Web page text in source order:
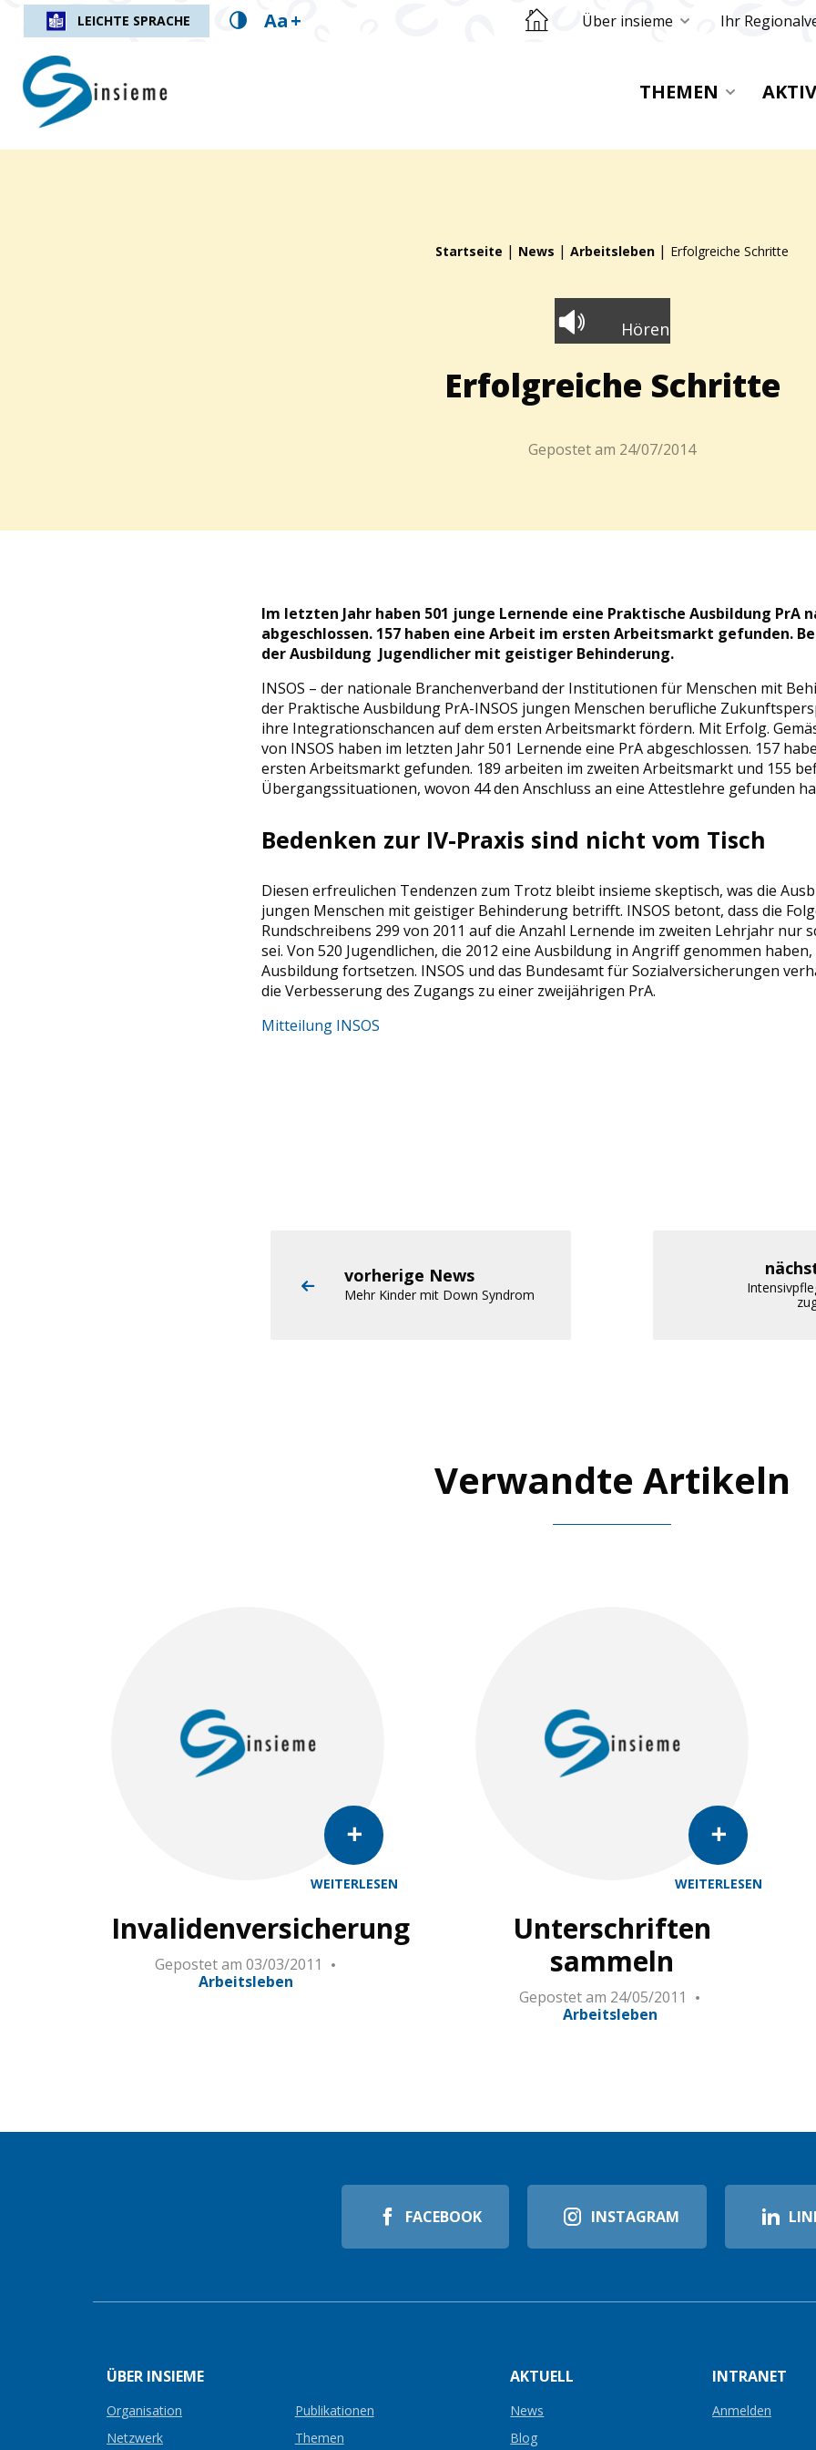
LEICHTE SPRACHE Aa+ Retourner sur la page d'accueil
Über insieme Ihr
insieme.ch
THEMEN
Startseite | News | Arbeitsleben | Erfolgreiche Schritte
Hören
Erfolgreiche Schritte
Gepostet am 24/07/2014
Im letzten Jahr haben 501 junge Lernende eine Praktische Ausbildung PrA
abgeschlossen. 157 haben eine Arbeit im ersten Arbeitsmarkt gefunden.
der Ausbildung Jugendlicher mit geistiger Behinderung.
INSOS – der nationale Branchenverband der Institutionen für Menschen mit
der Praktische Ausbildung PrA-INSOS jungen Menschen berufliche
ihre Integrationschancen auf dem ersten Arbeitsmarkt fördern. Mit Erfolg.
von INSOS haben im letzten Jahr 501 Lernende eine PrA abgeschlossen. 157
ersten Arbeitsmarkt gefunden. 189 arbeiten im zweiten Arbeitsmarkt und 155
Übergangssituationen, wovon 44 den Anschluss an eine Attestlehre gefunden
Bedenken zur IV-Praxis sind nicht vom Tisch
Diesen erfreulichen Tendenzen zum Trotz bleibt insieme skeptisch, was die
jungen Menschen mit geistiger Behinderung betrifft. INSOS betont, dass die
Rundschreibens 299 von 2011 auf die Anzahl Lernende im zweiten Lehrjahr nur
sei. Von 520 Jugendlichen, die 2012 eine Ausbildung in Angriff genommen
Ausbildung fortsetzen. INSOS und das Bundesamt für Sozialversicherungen
die Verbesserung des Zugangs zu einer zweijährigen PrA.
Mitteilung INSOS
vorherige News
Mehr Kinder mit Down Syndrom
Verwandte Artikeln
WEITERLESEN
Invalidenversicherung
Gepostet am 03/03/2011
Arbeitsleben
WEITERLESEN
Unterschriften
sammeln
Gepostet am 24/05/2011
Arbeitsleben
FACEBOOK INSTAGRAM
ÜBER INSIEME
Organisation
Publikationen
Netzwerk
Themen
AKTUELL
News
Blog
INTRANET
Anmelden